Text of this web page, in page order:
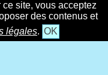
site, vous acceptez
des contenus et
légales. OK